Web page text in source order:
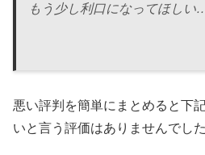
もう少し利口になってほしい
悪い評判を簡単にまとめると下
いと言う評価はありませんでした